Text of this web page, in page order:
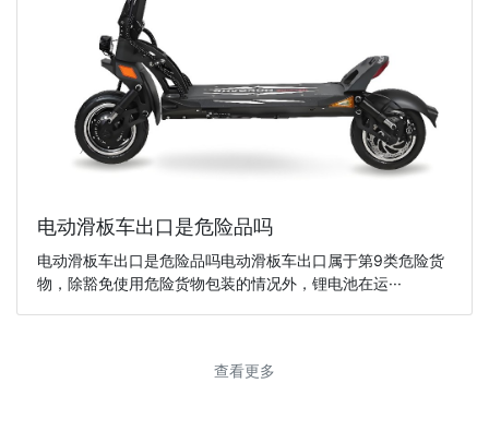
电动滑板车出口是危险品吗
电动滑板车出口是危险品吗电动滑板车出口属于第9类危险货
物，除豁免使用危险货物包装的情况外，锂电池在运···
查看更多